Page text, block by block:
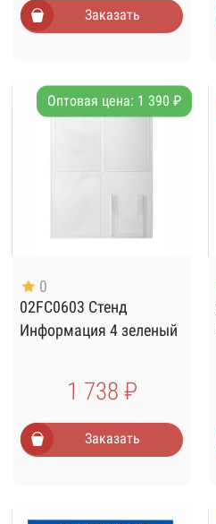
Заказать
Оптовая цена: 1 390 ₽
0
02FC0603 Стенд
Информация 4 зеленый
1 738 ₽
Заказать